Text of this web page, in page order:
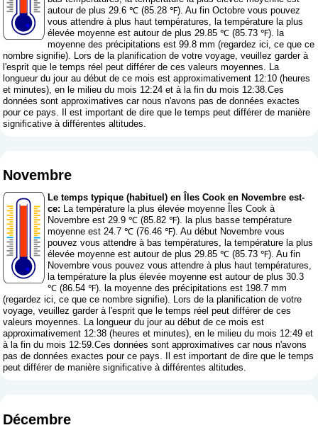
autour de plus 29.6 ℃ (85.28 ℉). Au fin Octobre vous pouvez
vous attendre à plus haut températures, la température la plus
élevée moyenne est autour de plus 29.85 ℃ (85.73 ℉). la
moyenne des précipitations est 99.8 mm (regardez ici, ce que ce
nombre signifie). Lors de la planification de votre voyage, veuillez garder à
l'esprit que le temps réel peut différer de ces valeurs moyennes. La
longueur du jour au début de ce mois est approximativement 12:10 (heures
et minutes), en le milieu du mois 12:24 et à la fin du mois 12:38.Ces
données sont approximatives car nous n'avons pas de données exactes
pour ce pays. Il est important de dire que le temps peut différer de manière
significative à différentes altitudes.
Novembre
Le temps typique (habituel) en Îles Cook en Novembre est-
ce: La température la plus élevée moyenne Îles Cook à
Novembre est 29.9 ℃ (85.82 ℉). la plus basse température
moyenne est 24.7 ℃ (76.46 ℉). Au début Novembre vous
pouvez vous attendre à bas températures, la température la plus
élevée moyenne est autour de plus 29.85 ℃ (85.73 ℉). Au fin
Novembre vous pouvez vous attendre à plus haut températures,
la température la plus élevée moyenne est autour de plus 30.3
℃ (86.54 ℉). la moyenne des précipitations est 198.7 mm
(regardez ici, ce que ce nombre signifie). Lors de la planification de votre
voyage, veuillez garder à l'esprit que le temps réel peut différer de ces
valeurs moyennes. La longueur du jour au début de ce mois est
approximativement 12:38 (heures et minutes), en le milieu du mois 12:49 et
à la fin du mois 12:59.Ces données sont approximatives car nous n'avons
pas de données exactes pour ce pays. Il est important de dire que le temps
peut différer de manière significative à différentes altitudes.
Décembre